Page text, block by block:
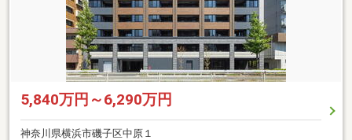
5,840万円～6,290万円
神奈川県横浜市磯子区中原１